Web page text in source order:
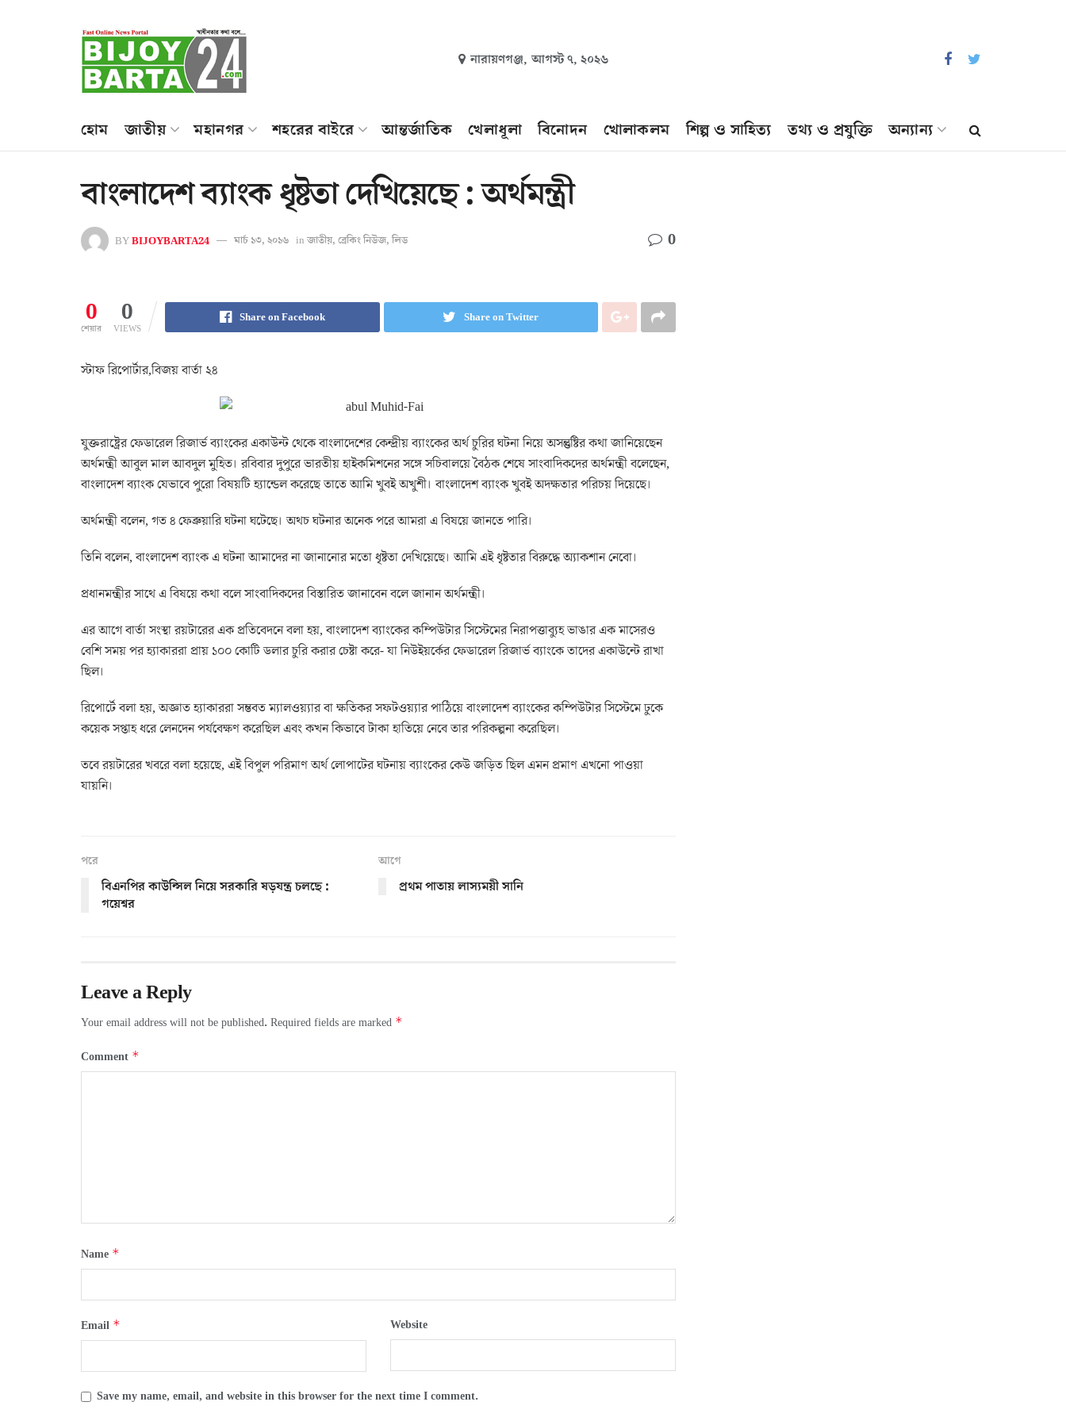
নারায়ণগঞ্জ, আগস্ট ৭, ২০২৬
হোম জাতীয় মহানগর শহরের বাইরে আন্তর্জাতিক খেলাধূলা বিনোদন খোলাকলম শিল্প ও সাহিত্য তথ্য ও প্রযুক্তি অন্যান্য
বাংলাদেশ ব্যাংক ধৃষ্টতা দেখিয়েছে : অর্থমন্ত্রী
BYBIJOYBARTA24 মার্চ ১৩, ২০১৬ in জাতীয়, ব্রেকিং নিউজ, লিড 0
0
শেয়ার
0
VIEWS
Share on Facebook Share on Twitter
স্টাফ রিপোর্টার,বিজয় বার্তা ২৪
যুক্তরাষ্ট্রের ফেডারেল রিজার্ভ ব্যাংকের একাউন্ট থেকে বাংলাদেশের কেন্দ্রীয় ব্যাংকের অর্থ চুরির ঘটনা নিয়ে অসন্তুষ্টির কথা জানিয়েছেন
অর্থমন্ত্রী আবুল মাল আবদুল মুহিত। রবিবার দুপুরে ভারতীয় হাইকমিশনের সঙ্গে সচিবালয়ে বৈঠক শেষে সাংবাদিকদের অর্থমন্ত্রী বলেছেন,
বাংলাদেশ ব্যাংক যেভাবে পুরো বিষয়টি হ্যান্ডেল করেছে তাতে আমি খুবই অখুশী। বাংলাদেশ ব্যাংক খুবই অদক্ষতার পরিচয় দিয়েছে।
অর্থমন্ত্রী বলেন, গত ৪ ফেব্রুয়ারি ঘটনা ঘটেছে। অথচ ঘটনার অনেক পরে আমরা এ বিষয়ে জানতে পারি।
তিনি বলেন, বাংলাদেশ ব্যাংক এ ঘটনা আমাদের না জানানোর মতো ধৃষ্টতা দেখিয়েছে। আমি এই ধৃষ্টতার বিরুদ্ধে অ্যাকশান নেবো।
প্রধানমন্ত্রীর সাথে এ বিষয়ে কথা বলে সাংবাদিকদের বিস্তারিত জানাবেন বলে জানান অর্থমন্ত্রী।
এর আগে বার্তা সংস্থা রয়টারের এক প্রতিবেদনে বলা হয়, বাংলাদেশ ব্যাংকের কম্পিউটার সিস্টেমের নিরাপত্তাব্যুহ ভাঙার এক মাসেরও
বেশি সময় পর হ্যাকাররা প্রায় ১০০ কোটি ডলার চুরি করার চেষ্টা করে- যা নিউইয়র্কের ফেডারেল রিজার্ভ ব্যাংকে তাদের একাউন্টে রাখা
ছিল।
রিপোর্টে বলা হয়, অজ্ঞাত হ্যাকাররা সম্ভবত ম্যালওয়্যার বা ক্ষতিকর সফটওয়্যার পাঠিয়ে বাংলাদেশ ব্যাংকের কম্পিউটার সিস্টেমে ঢুকে
কয়েক সপ্তাহ ধরে লেনদেন পর্যবেক্ষণ করেছিল এবং কখন কিভাবে টাকা হাতিয়ে নেবে তার পরিকল্পনা করেছিল।
তবে রয়টারের খবরে বলা হয়েছে, এই বিপুল পরিমাণ অর্থ লোপাটের ঘটনায় ব্যাংকের কেউ জড়িত ছিল এমন প্রমাণ এখনো পাওয়া
যায়নি।
পরে
বিএনপির কাউন্সিল নিয়ে সরকারি ষড়যন্ত্র চলছে :
গয়েশ্বর
আগে
প্রথম পাতায় লাস্যময়ী সানি
Leave a Reply
Your email address will not be published. Required fields are marked *
Comment *
Name *
Email * Website
Save my name, email, and website in this browser for the next time I comment.